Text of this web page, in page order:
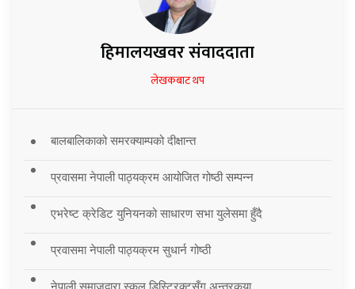
हिमालयखवर संवाददाता
लेखकबाट थप
बालबालिकाको समरक्याम्पको दीक्षान्त
प्रवासमा नेपाली पाठ्यक्रम आयोजित गोष्ठी सम्पन्न
एभरेष्ट क्रेडिट युनियनको साधारण सभा युलेसमा हुँदै
प्रवासमा नेपाली पाठ्यक्रम सुधार्न गोष्ठी